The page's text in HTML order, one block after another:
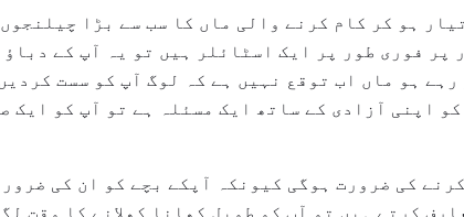
ہو کر کام کرنے والی ماں کا سب سے بڑا
پر فوری طور پر ایک اسٹائلر ہیں تو یہ آپ کے
ہو ماں اب توقع نہیں ہے کہ لوگ آپ کو سست
اپنی آزادی کے ساتھ ایک مسئلہ ہے تو آپ کو ایک
کی ضرورت ہوگی کیونکہ آپکے بچے کو ان کی
کرتے ہیں تو آپ کو طویل کھانا کھلانے کا وقت